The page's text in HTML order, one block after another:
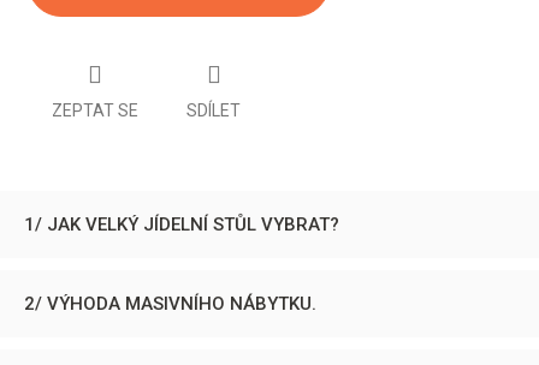
ZEPTAT SE SDÍLET
1/ JAK VELKÝ JÍDELNÍ STŮL VYBRAT?
2/ VÝHODA MASIVNÍHO NÁBYTKU.